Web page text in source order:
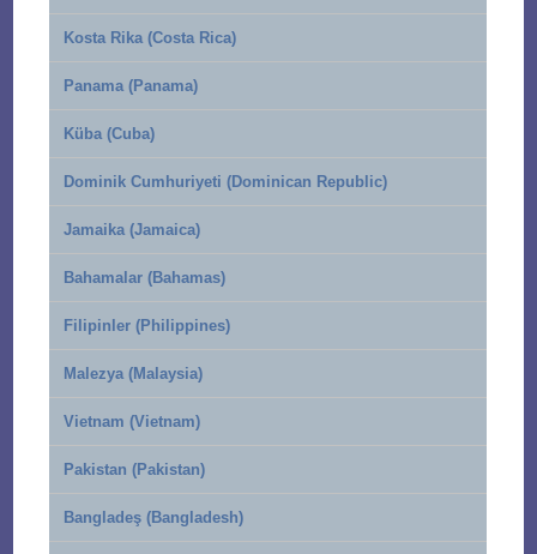
Kosta Rika (Costa Rica)
Panama (Panama)
Küba (Cuba)
Dominik Cumhuriyeti (Dominican Republic)
Jamaika (Jamaica)
Bahamalar (Bahamas)
Filipinler (Philippines)
Malezya (Malaysia)
Vietnam (Vietnam)
Pakistan (Pakistan)
Bangladeş (Bangladesh)